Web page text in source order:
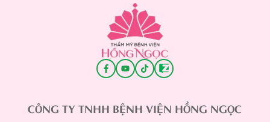
CÔNG TY TNHH BỆNH VIỆN HỒNG NGỌC